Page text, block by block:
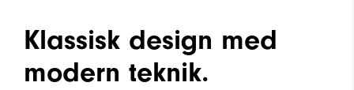
Klassisk design med
modern teknik.